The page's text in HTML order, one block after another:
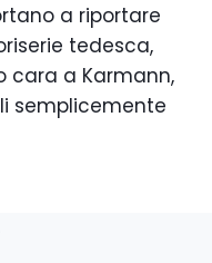
a riportare
tedesca,
cara a Karmann,
semplicemente